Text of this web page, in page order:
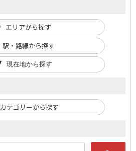
エリアから探す
駅・路線から探す
現在地から探す
カテゴリーから探す